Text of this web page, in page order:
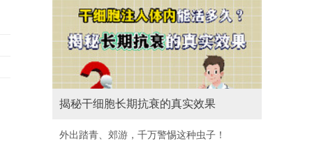
揭秘干细胞长期抗衰的真实效果
外出踏青、郊游，千万警惕这种虫子！